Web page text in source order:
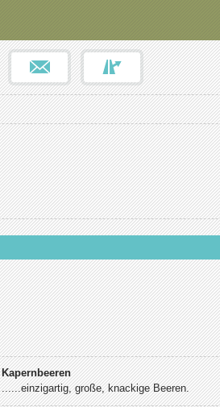
Kapernbeeren
......einzigartig, große, knackige Beeren.